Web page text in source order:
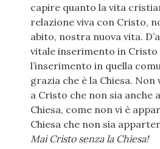
capire quanto la vita
relazione viva con Cristo,
abito, nostra nuova vita.
vitale inserimento in
l’inserimento in quella
grazia che è la Chiesa.
a Cristo che non sia anche
Chiesa, come non vi è
Chiesa che non sia
Mai Cristo senza la Chiesa!